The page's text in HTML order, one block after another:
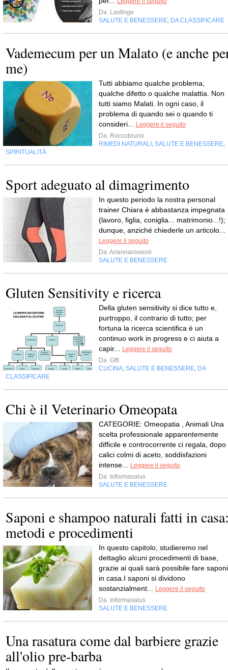
Da Lasfinge
SALUTE E BENESSERE, DA CLASSIFICARE
Vademecum per un Malato (e anche
me)
Tutti abbiamo qualche problema,
qualche difetto o qualche malattia. Non
tutti siamo Malati. In ogni caso, il
problema di quando sei o quando ti
consideri... Leggere il seguito
Da Roccobruno
RIMEDI NATURALI , SALUTE E BENESSERE,
SPIRITUALITÀ
Sport adeguato al dimagrimento
In questo periodo la nostra personal
trainer Chiara è abbastanza impegnata
(lavoro, figlia, coniglia... matrimonio...!);
dunque, anziché chiederle un articolo...
Leggere il seguito
Da Ariannarossoni
SALUTE E BENESSERE
Gluten Sensitivity e ricerca
Della gluten sensitivity si dice tutto e,
purtroppo, il contrario di tutto; per
fortuna la ricerca scientifica è un
continuo work in progress e ci aiuta a
capir... Leggere il seguito
Da Gftl
CUCINA, SALUTE E BENESSERE, DA
CLASSIFICARE
Chi è il Veterinario Omeopata
CATEGORIE: Omeopatia , Animali Una
scelta professionale apparentemente
difficile e controcorrente ci regala, dopo
calici colmi di aceto, soddisfazioni
intense... Leggere il seguito
Da
Informasalus
SALUTE E BENESSERE
Saponi e shampoo naturali fatti in
metodi e procedimenti
In questo capitolo, studieremo nel
dettaglio alcuni procedimenti di base,
grazie ai quali sarà possibile fare saponi
in casa.I saponi si dividono
sostanzialment... Leggere il seguito
Da
Informasalus
SALUTE E BENESSERE
Una rasatura come dal barbiere grazie
all'olio pre-barba